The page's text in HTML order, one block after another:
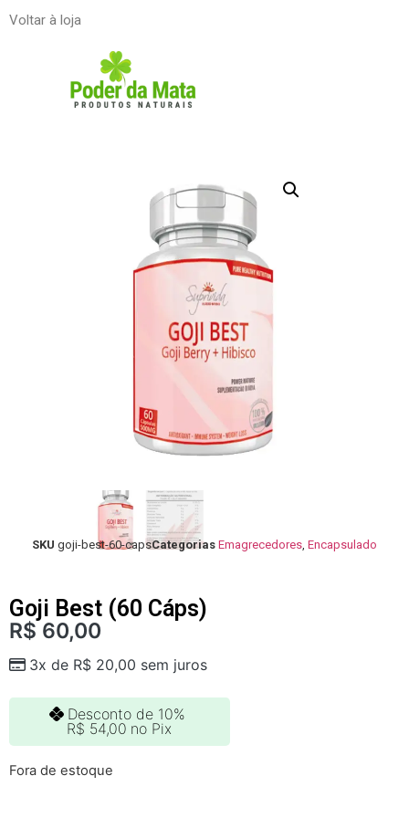
Voltar à loja
SKU goji-best-60-capsCategorias Emagrecedores Encapsulado
Goji Best (60 Cáps)
R$ 60,00
3x de R$ 20,00 sem juros
Desconto de 10%
R$ 54,00 no Pix
Fora de estoque